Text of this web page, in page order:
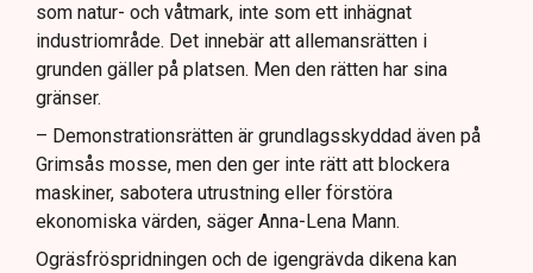
som natur- och våtmark, inte som ett inhägnat
industriområde. Det innebär att allemansrätten i
grunden gäller på platsen. Men den rätten har sina
gränser.
– Demonstrationsrätten är grundlagsskyddad även på
Grimsås mosse, men den ger inte rätt att blockera
maskiner, sabotera utrustning eller förstöra
ekonomiska värden, säger Anna-Lena Mann.
Ogräsfröspridningen och de igengrävda dikena kan